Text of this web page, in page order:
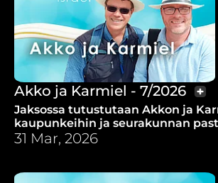
Akko ja Karmiel - 7/2026
Jaksossa tutustutaan Akkon ja
kaupunkeihin ja seurakunnan
31 Mar, 2026